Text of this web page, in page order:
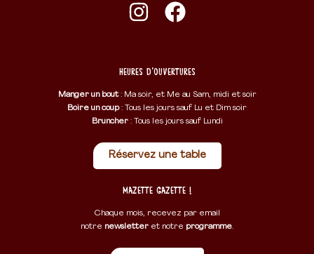
Heures d'ouvertures
Manger un bout: Ma soir, et Me au Sam, midi et soir
Boire un coup: Tous les jours sauf Lu et Dim soir
Bruncher: Tous les jours sauf Lundi
Réservez une table
Mazette Gazette !
Chaque mois, recevez par email
notre newsletter et notre programme.